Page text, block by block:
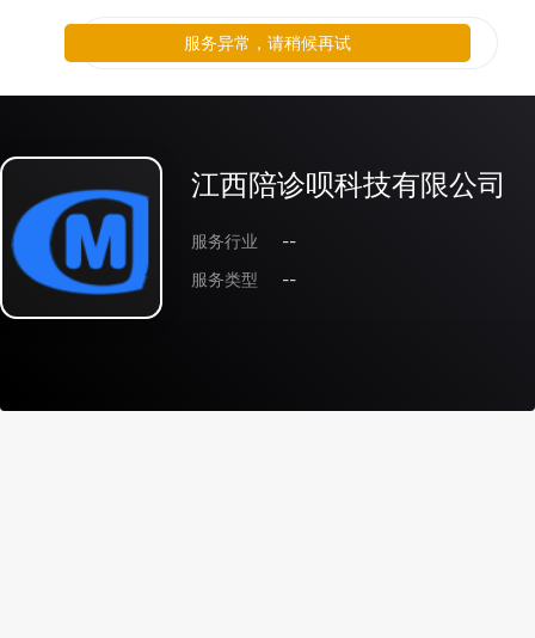
江西陪诊呗科技有限公司
服务行业
--
服务类型
--
服务异常，请稍候再试